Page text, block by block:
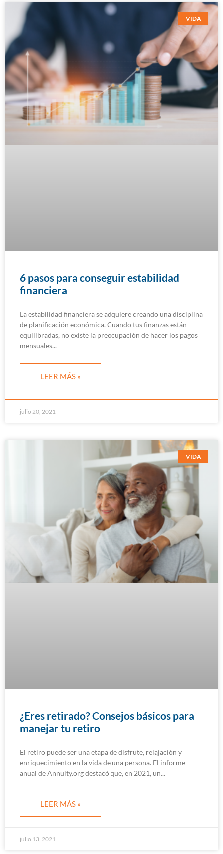
VIDA
6 pasos para conseguir estabilidad
financiera
La estabilidad financiera se adquiere creando una disciplina
de planificación económica. Cuando tus finanzas están
equilibradas, no existe la preocupación de hacer los pagos
mensuales
LEER MÁS »
julio 20, 2021
VIDA
¿Eres retirado? Consejos básicos para
manejar tu retiro
El retiro puede ser una etapa de disfrute, relajación y
enriquecimiento en la vida de una persona. El informe
anual de Annuity.org destacó que, en 2021, un
LEER MÁS »
julio 13, 2021